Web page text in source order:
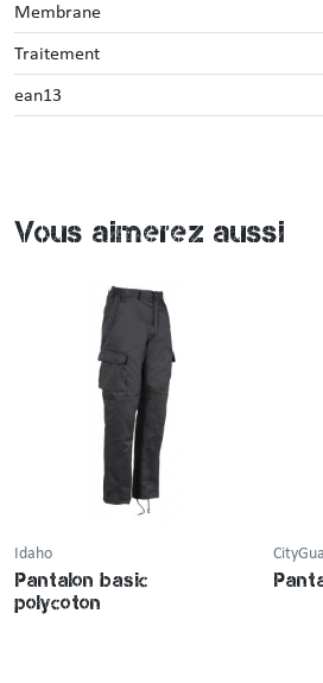
Membrane
Traitement
ean13
Vous aimerez aussi
Idaho
Pantalon basic
polycoton